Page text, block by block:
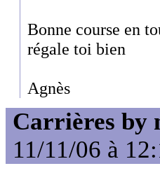
Bonne course en
régale toi bien
Agnès
Carrières by
11/11/06 à